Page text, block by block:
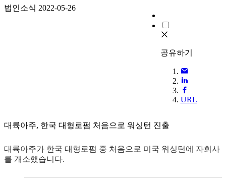
법인소식 2022-05-26
공유하기
URL
대륙아주, 한국 대형로펌 처음으로 워싱턴 진출
대륙아주가 한국 대형로펌 중 처음으로 미국 워싱턴에 자회사
를 개소했습니다.